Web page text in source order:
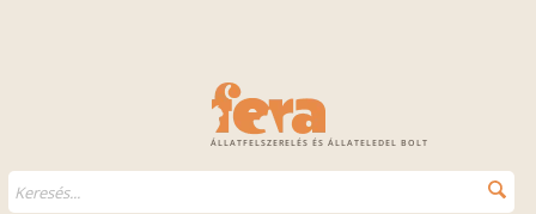
ÁLLATFELSZERELÉS ÉS ÁLLATELEDEL BOLT